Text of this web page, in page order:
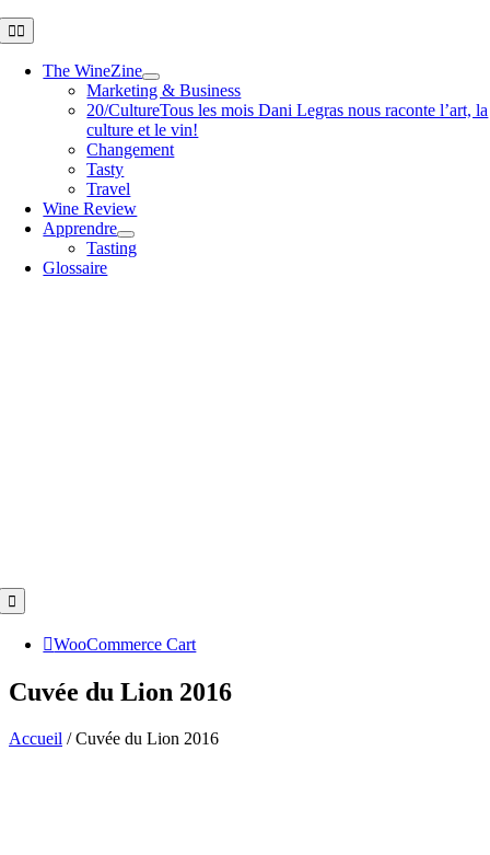
Passer
au
contenu
Toggle
Navigation
The WineZine
Marketing & Business
20/CultureTous les mois Dani Legras nous raconte l’art, la
culture et le vin!
Changement
Tasty
Travel
Wine Review
Apprendre
Tasting
Glossaire
Toggle
Navigation
WooCommerce Cart
Cuvée du Lion 2016
Accueil /Cuvée du Lion 2016